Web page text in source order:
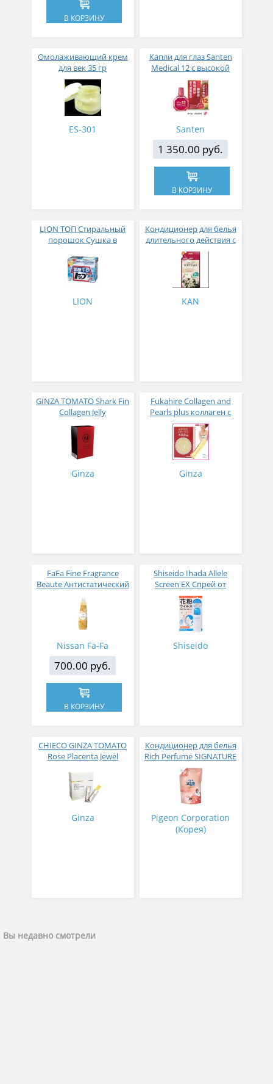
В КОРЗИНУ
Омолаживающий крем
для век 35 гр
ES-301
Капли для глаз Santen
Medical 12 с высокой
концентрацией
активных компонентов
12 мл
Santen
1 350.00 руб.
В КОРЗИНУ
LION ТОП Стиральный
порошок Сушка в
гр
LION
Кондиционер для белья
длительного действия с
аромакапсулами с
экзотическим ароматом
500 мл
KAN
GINZA TOMATO Shark Fin
Collagen Jelly
плавников голубой
акулы со вкусом манго
№ 14
Ginza
Fukahire Collagen and
Pearls plus коллаген с
жемчужным порошком
№ 30
Ginza
FaFa Fine Fragrance
Beaute Антистатический
с ароматом цветов,
мускуса и сандалового
дерева 600 мл
Nissan Fa-Fa
700.00 руб.
В КОРЗИНУ
Shiseido Ihada Allele
Screen EX Спрей от
вирусов и аллергий 50
гр
Shiseido
CHIECO GINZA TOMATO
Rose Placenta Jewel
в желе № 30
Ginza
Кондиционер для белья
Rich Perfume SIGNATURE
парфюмированный
супер-концентрат с
ароматом Фиеста 1,6 л
Pigeon Corporation
(Корея)
Вы недавно смотрели